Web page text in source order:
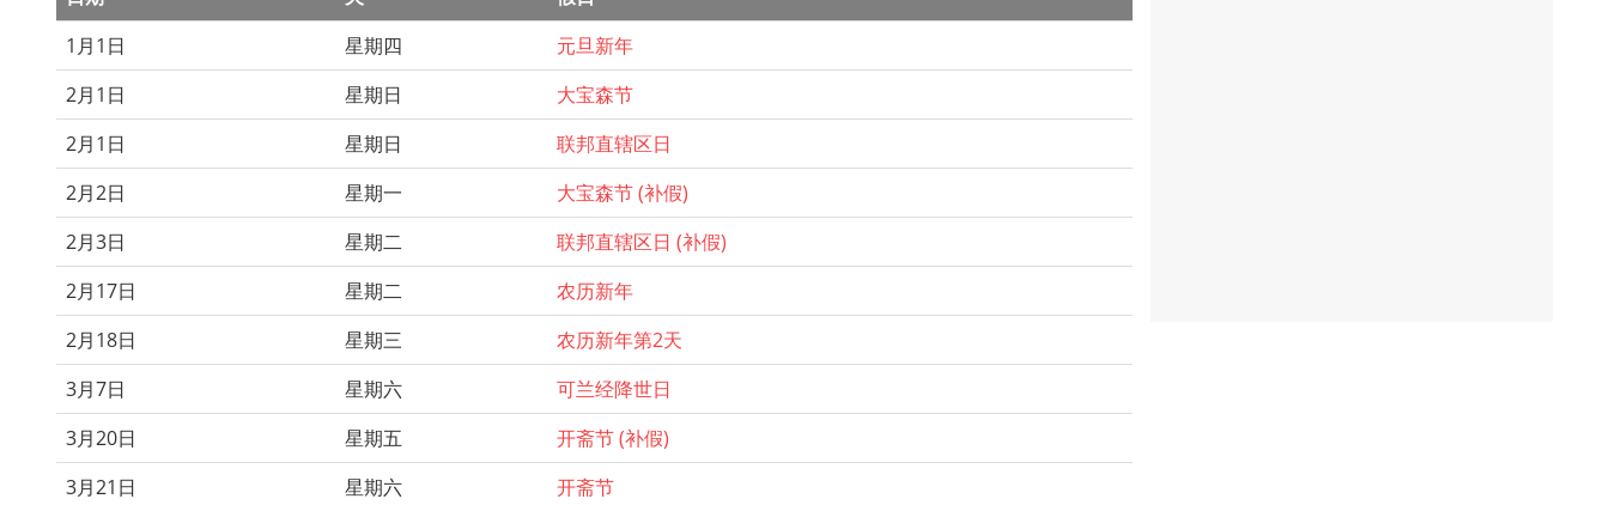
1月1日
星期四
元旦新年
2月1日
星期日
大宝森节
2月1日
星期日
联邦直辖区日
2月2日
星期一
大宝森节 (补假)
2月3日
星期二
联邦直辖区日 (补假)
2月17日
星期二
农历新年
2月18日
星期三
农历新年第2天
3月7日
星期六
可兰经降世日
3月20日
星期五
开斋节 (补假)
3月21日
星期六
开斋节